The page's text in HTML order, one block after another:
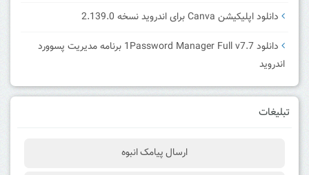
دانلود اپلیکیشن Canva برای اندروید نسخه 2.139.0
دانلود 1Password Manager Full v7.7 برنامه مدیریت پسوورد
اندروید
تبلیغات
ارسال پیامک انبوه